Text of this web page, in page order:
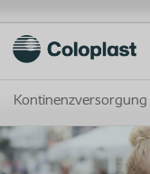
Kontinenzversorgung